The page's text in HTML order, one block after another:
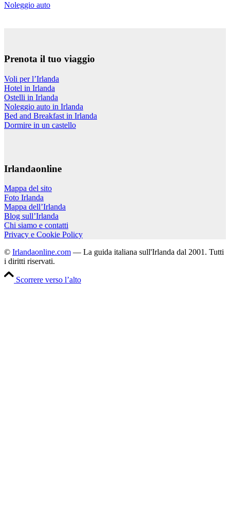
Noleggio auto
Prenota il tuo viaggio
Voli per l’Irlanda
Hotel in Irlanda
Ostelli in Irlanda
Noleggio auto in Irlanda
Bed and Breakfast in Irlanda
Dormire in un castello
Irlandaonline
Mappa del sito
Foto Irlanda
Mappa dell’Irlanda
Blog sull’Irlanda
Chi siamo e contatti
Privacy e Cookie Policy
© Irlandaonline.com — La guida italiana sull'Irlanda dal 2001. Tutti
i diritti riservati.
Scorrere verso l’alto